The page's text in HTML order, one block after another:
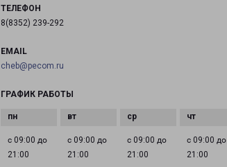
ТЕЛЕФОН
8(8352) 239-292
EMAIL
cheb@pecom.ru
ГРАФИК РАБОТЫ
с 09:00 до
21:00
с 09:00 до
21:00
с 09:00 до
21:00
с 09:00 до
21:00